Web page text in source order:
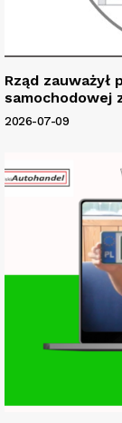
Rząd zauważył
samochodowej
2026-07-09